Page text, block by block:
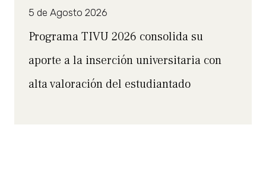
5 de Agosto 2026
Programa TIVU 2026 consolida su
aporte a la inserción universitaria con
alta valoración del estudiantado